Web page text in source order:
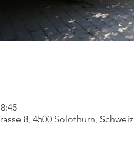
8, 4500 Solothurn, Schweiz